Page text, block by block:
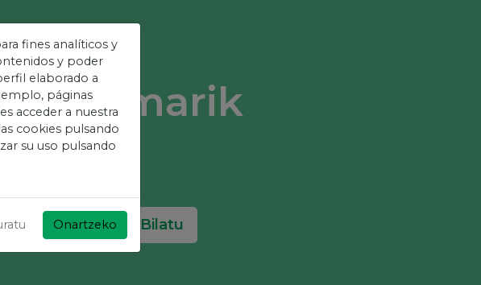
Bilatu
fines analíticos y
y poder
elaborado a
páginas
acceder a nuestra
cookies pulsando
su uso pulsando
Onartzeko